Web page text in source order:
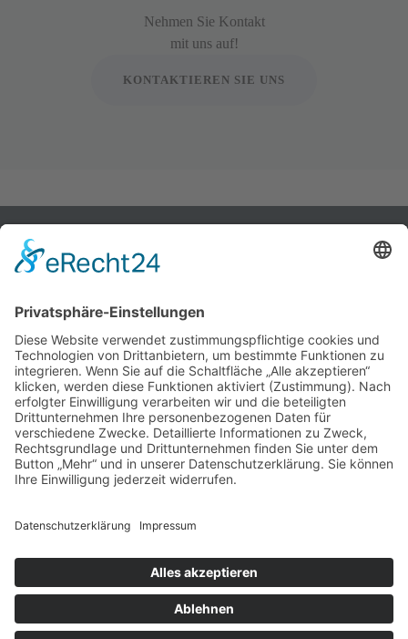
Nehmen Sie Kontakt
mit uns auf!
KONTAKTIEREN SIE UNS
Anschrift
Dr. med. Maximilian Fischer
Facharzt für Allgemein- und Arbeitsmedizin
Lahnstr. 13
64625 Bensheim
Kontakt
info@caremed-cannabis.de
Cookie-Einstellungen
Impressum | Datenschutzerklärung | XML-Sitemap
©2026Maximilian Fischer. Alle Rechte vorbehalten.
Termin